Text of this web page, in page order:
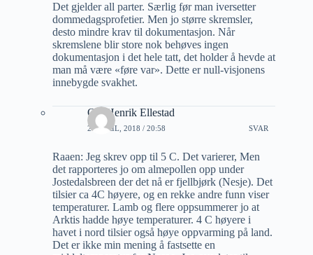
Det gjelder all parter. Særlig før man iversetter
dommedagsprofetier. Men jo større skremsler,
desto mindre krav til dokumentasjon. Når
skremslene blir store nok behøves ingen
dokumentasjon i det hele tatt, det holder å hevde at
man må være «føre var». Dette er null-visjonens
innebygde svakhet.
Ole Henrik Ellestad
24 APRIL, 2018 / 20:58 SVAR
Raaen: Jeg skrev opp til 5 C. Det varierer, Men
det rapporteres jo om almepollen opp under
Jostedalsbreen der det nå er fjellbjørk (Nesje). Det
tilsier ca 4C høyere, og en rekke andre funn viser
temperaturer. Lamb og flere oppsummerer jo at
Arktis hadde høye temperaturer. 4 C høyere i
havet i nord tilsier også høye oppvarming på land.
Det er ikke min mening å fastsette en